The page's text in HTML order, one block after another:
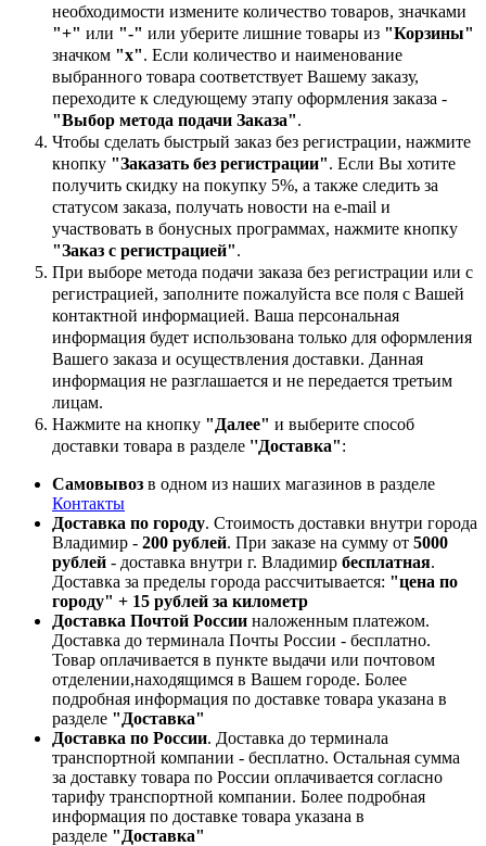
необходимости измените количество товаров, значками
"+" или "-" или уберите лишние товары из "Корзины"
значком "х". Если количество и наименование
выбранного товара соответствует Вашему заказу,
переходите к следующему этапу оформления заказа -
"Выбор метода подачи Заказа".
Чтобы сделать быстрый заказ без регистрации, нажмите
кнопку "Заказать без регистрации". Если Вы хотите
получить скидку на покупку 5%, а также следить за
статусом заказа, получать новости на e-mail и
участвовать в бонусных программах, нажмите кнопку
"Заказ с регистрацией".
При выборе метода подачи заказа без регистрации или с
регистрацией, заполните пожалуйста все поля с Вашей
контактной информацией. Ваша персональная
информация будет использована только для оформления
Вашего заказа и осуществления доставки. Данная
информация не разглашается и не передается третьим
лицам.
Нажмите на кнопку "Далее" и выберите способ
доставки товара в разделе ''Доставка":
Самовывоз в одном из наших магазинов в разделе
Контакты
Доставка по городу. Стоимость доставки внутри города
Владимир - 200 рублей. При заказе на сумму от 5000
рублей - доставка внутри г. Владимир бесплатная.
Доставка за пределы города рассчитывается: "цена по
городу" + 15 рублей за километр
Доставка Почтой России наложенным платежом.
Доставка до терминала Почты России - бесплатно.
Товар оплачивается в пункте выдачи или почтовом
отделении,находящимся в Вашем городе. Более
подробная информация по доставке товара указана в
разделе "Доставка"
Доставка по России. Доставка до терминала
транспортной компании - бесплатно. Остальная сумма
за доставку товара по России оплачивается согласно
тарифу транспортной компании. Более подробная
информация по доставке товара указана в
разделе "Доставка"